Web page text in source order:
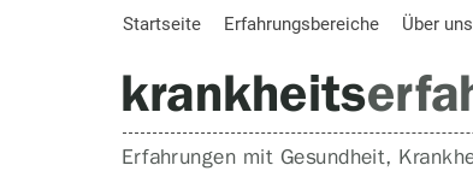
Startseite Erfahrungsbereiche Über uns